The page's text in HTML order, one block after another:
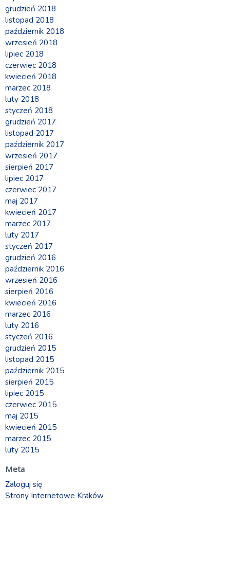
grudzień 2018
listopad 2018
październik 2018
wrzesień 2018
lipiec 2018
czerwiec 2018
kwiecień 2018
marzec 2018
luty 2018
styczeń 2018
grudzień 2017
listopad 2017
październik 2017
wrzesień 2017
sierpień 2017
lipiec 2017
czerwiec 2017
maj 2017
kwiecień 2017
marzec 2017
luty 2017
styczeń 2017
grudzień 2016
październik 2016
wrzesień 2016
sierpień 2016
kwiecień 2016
marzec 2016
luty 2016
styczeń 2016
grudzień 2015
listopad 2015
październik 2015
sierpień 2015
lipiec 2015
czerwiec 2015
maj 2015
kwiecień 2015
marzec 2015
luty 2015
Meta
Zaloguj się
Strony Internetowe Kraków